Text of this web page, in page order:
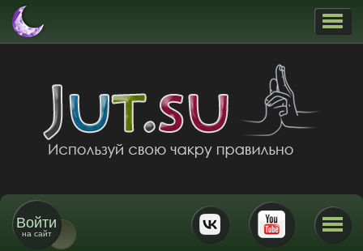
Войти
на сайт